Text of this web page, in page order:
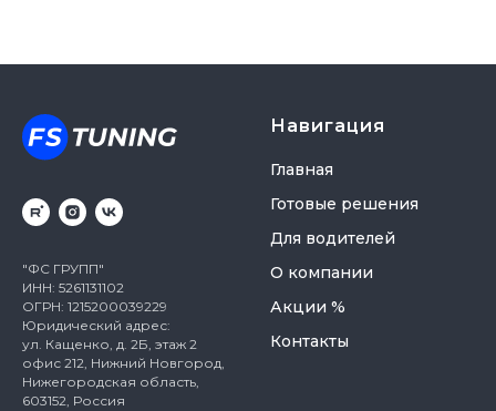
"ФС ГРУПП"
ИНН: 5261131102
ОГРН: 1215200039229
Юридический адрес:
ул. Кащенко, д. 2Б, этаж 2
офис 212, Нижний Новгород,
Нижегородская область,
603152, Россия
Навигация
Главная
Готовые решения
Для водителей
О компании
Акции %
Контакты